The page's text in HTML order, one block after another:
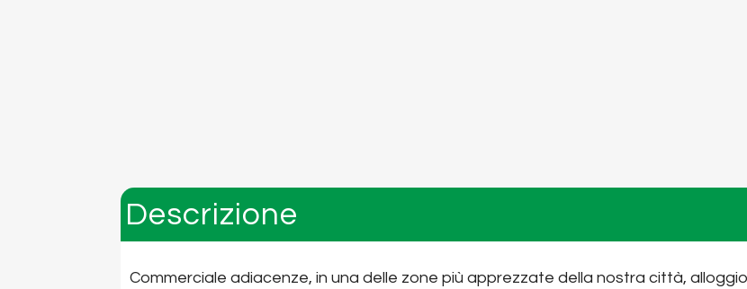
Descrizione
Commerciale adiacenze, in una delle zone più apprezzate della nostra città,